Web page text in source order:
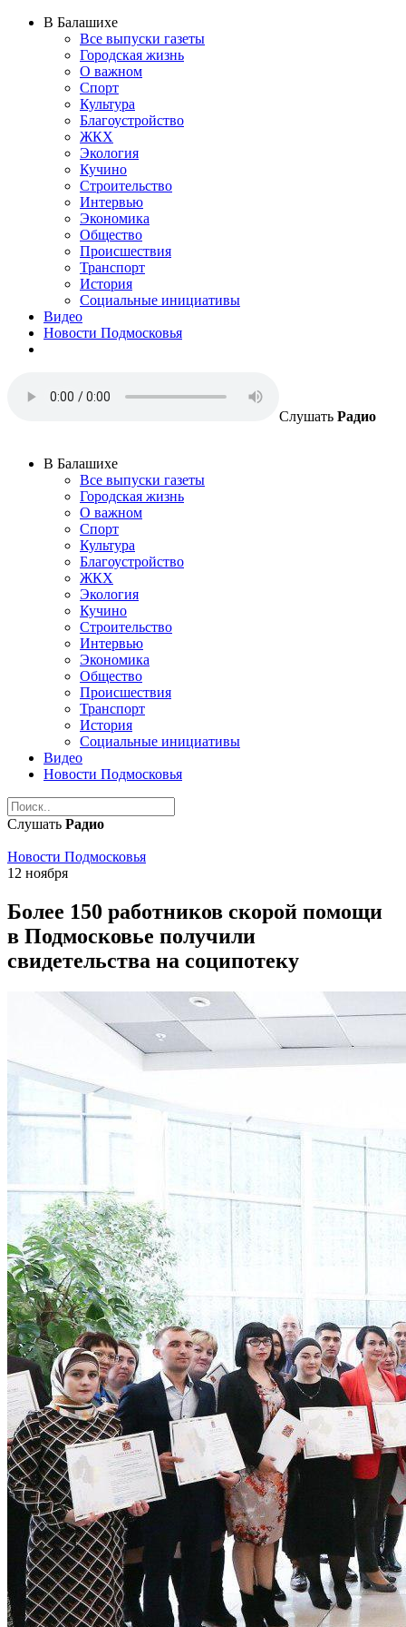
В Балашихе
Все выпуски газеты
Городская жизнь
О важном
Спорт
Культура
Благоустройство
ЖКХ
Экология
Кучино
Строительство
Интервью
Экономика
Общество
Происшествия
Транспорт
История
Социальные инициативы
Видео
Новости Подмосковья
Слушать Радио
В Балашихе
Все выпуски газеты
Городская жизнь
О важном
Спорт
Культура
Благоустройство
ЖКХ
Экология
Кучино
Строительство
Интервью
Экономика
Общество
Происшествия
Транспорт
История
Социальные инициативы
Видео
Новости Подмосковья
Слушать Радио
Новости Подмосковья
12 ноября
Более 150 работников скорой помощи
в Подмосковье получили
свидетельства на соципотеку